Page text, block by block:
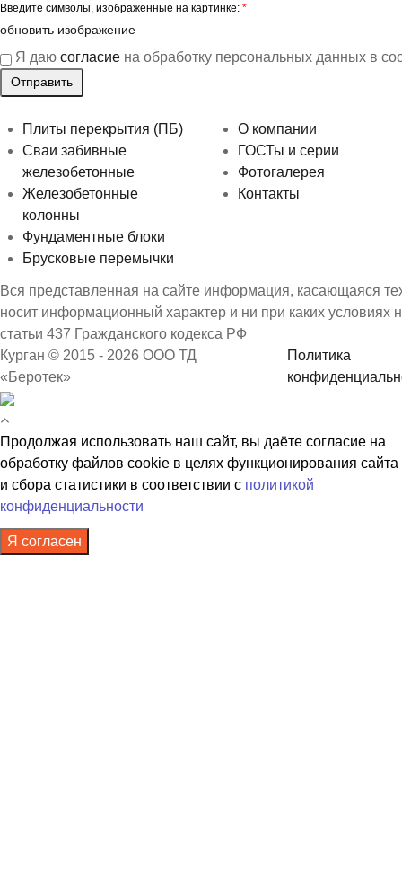
Введите символы, изображённые на картинке: *
обновить изображение
Я даю согласие на обработку персональных данных в
Плиты перекрытия (ПБ)
Сваи забивные
железобетонные
Железобетонные
колонны
Фундаментные блоки
Брусковые перемычки
О компании
ГОСТы и серии
Фотогалерея
Контакты
Вся представленная на сайте информация, касающаяся
носит информационный характер и ни при каких
статьи 437 Гражданского кодекса РФ
Курган © 2015 - 2026 ООО ТД
«Беротек»
Политика
Продолжая использовать наш сайт, вы даёте согласие на
обработку файлов cookie в целях функционирования сайта
и сбора статистики в соответствии с политикой
конфиденциальности
Я согласен